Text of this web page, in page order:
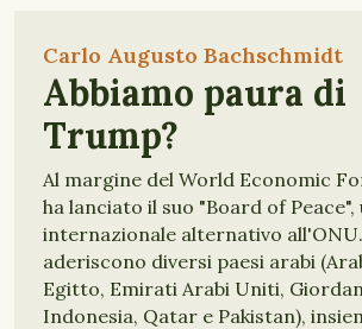
Carlo Augusto Bachschmidt
Abbiamo paura di
Trump?
Al margine del World Economic
ha lanciato il suo "Board of Peace",
internazionale alternativo
aderiscono diversi paesi arabi
Egitto, Emirati Arabi Uniti,
Indonesia, Qatar e Pakistan),